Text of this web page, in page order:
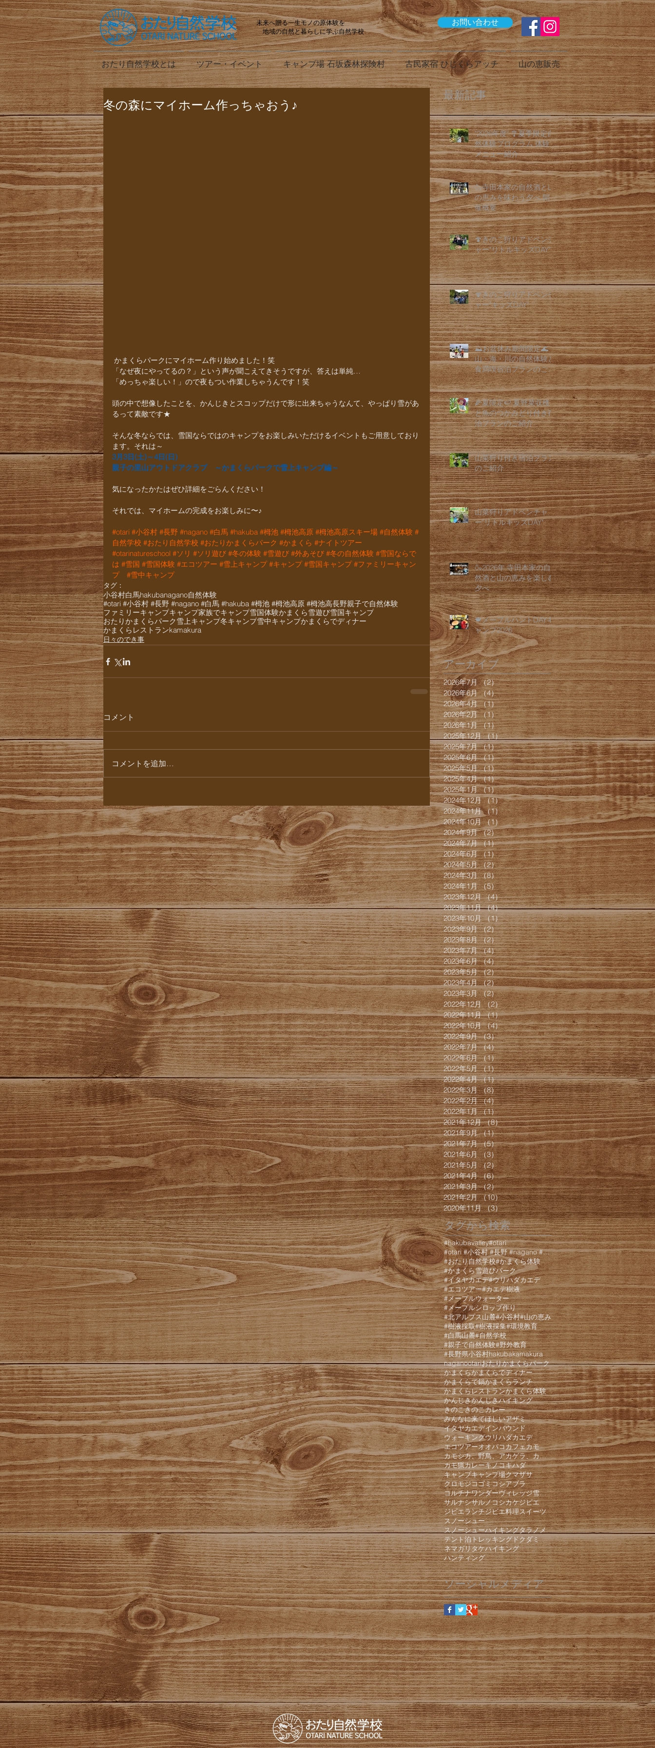
未来へ贈る一生モノの原体験を
地域の自然と暮らしに学ぶ自然学校
お問い合わせ
おたり自然学校とは ツアー・イベント キャンプ場 石坂森林探険村 古民家宿 ひじくらアッチ 山の恵販売
冬の森にマイホーム作っちゃおう♪
かまくらパークにマイホーム作り始めました！笑
「なぜ夜にやってるの？」という声が聞こえてきそうですが、答えは単純…
「めっちゃ楽しい！」ので夜もつい作業しちゃうんです！笑
頭の中で想像したことを、かんじきとスコップだけで形に出来ちゃうなんて、やっぱり雪があ
るって素敵です★
そんな冬ならでは、雪国ならではのキャンプをお楽しみいただけるイベントもご用意しており
ます。それは～
3月3日(土)～4日(日)
親子の里山アウトドアクラブ　～かまくらパークで雪上キャンプ編～
気になったかたはぜひ詳細をごらんください！
それでは、マイホームの完成をお楽しみに〜♪
#otari #小谷村 #長野 #nagano #白馬 #hakuba #栂池 #栂池高原 #栂池高原スキー場 #自然体験 #
自然学校 #おたり自然学校 #おたりかまくらパーク #かまくら #ナイトツアー
#otarinatureschool #ソリ #ソリ遊び #冬の体験 #雪遊び #外あそび #冬の自然体験 #雪国ならで
は #雪国 #雪国体験 #エコツアー #雪上キャンプ #キャンプ #雪国キャンプ #ファミリーキャン
プ
#雪中キャンプ
タグ：
小谷村白馬hakubanagano自然体験
#otari #小谷村 #長野 #nagano #白馬 #hakuba #栂池 #栂池高原 #栂池高長野親子で自然体験
ファミリーキャンプキャンプ家族でキャンプ雪国体験かまくら雪遊び雪国キャンプ
おたりかまくらパーク雪上キャンプ冬キャンプ雪中キャンプかまくらでディナー
かまくらレストランkamakura
日々のでき事
コメント
コメントを追加…
最新記事
"2026年度" 🎐夏季限定自
然体験プログラム 体験
メニュー紹介
🍶寺田本家の自然酒と山
の恵みを味わう夕べ 開
催概要
🍄きのこ狩りアドベンチ
ャー"リトルキッズDAY"
🍄きのこ狩りアドベンチ
ャー"キッズDAY"
⛰️お盆休み期間限定🌊
山・海・川の自然体験と
食満喫宿泊プランのご紹
介
🌽夏限定🍉 夏野菜収穫
と魚のつかみどり付き宿
泊プランのご紹介
山菜狩り付き宿泊プラン
のご紹介
山菜狩りアドベンチャ
ー"リトルキッズDAY"
🍶2026年 寺田本家の自
然酒と山の恵みを楽しむ
夕べ
🍁メープルハントDAYキ
ャンプ2026
アーカイブ
2026年7月 （2）2件の記事
2026年6月 （4）4件の記事
2026年4月 （1）1件の記事
2026年2月 （1）1件の記事
2026年1月 （1）1件の記事
2025年12月 （1）1件の記事
2025年7月 （1）1件の記事
2025年6月 （1）1件の記事
2025年5月 （1）1件の記事
2025年4月 （1）1件の記事
2025年1月 （1）1件の記事
2024年12月 （1）1件の記事
2024年11月 （1）1件の記事
2024年10月 （1）1件の記事
2024年9月 （2）2件の記事
2024年7月 （1）1件の記事
2024年6月 （1）1件の記事
2024年5月 （2）2件の記事
2024年3月 （8）8件の記事
2024年1月 （5）5件の記事
2023年12月 （4）4件の記事
2023年11月 （4）4件の記事
2023年10月 （1）1件の記事
2023年9月 （2）2件の記事
2023年8月 （2）2件の記事
2023年7月 （4）4件の記事
2023年6月 （4）4件の記事
2023年5月 （2）2件の記事
2023年4月 （2）2件の記事
2023年3月 （2）2件の記事
2022年12月 （2）2件の記事
2022年11月 （1）1件の記事
2022年10月 （4）4件の記事
2022年9月 （3）3件の記事
2022年7月 （4）4件の記事
2022年6月 （1）1件の記事
2022年5月 （1）1件の記事
2022年4月 （1）1件の記事
2022年3月 （8）8件の記事
2022年2月 （4）4件の記事
2022年1月 （1）1件の記事
2021年12月 （8）8件の記事
2021年9月 （1）1件の記事
2021年7月 （5）5件の記事
2021年6月 （3）3件の記事
2021年5月 （2）2件の記事
2021年4月 （6）6件の記事
2021年3月 （2）2件の記事
2021年2月 （10）10件の記事
2020年11月 （3）3件の記事
タグから検索
#hakubavalley#otari
#otari #小谷村 #長野 #nagano #白馬 #hakuba #栂池 #栂池高原 #栂池高
#おたり自然学校#かまくら体験
#かまくら雪遊びパーク
#イタヤカエデ#ウリハダカエデ
#エコツアー#カエデ樹液
#メープルウォーター
#メープルシロップ作り
#北アルプス山麓#小谷村#山の恵み
#樹液採取#樹液採集#環境教育
#白馬山麓#自然学校
#親子で自然体験#野外教育
#長野県小谷村hakubakamakura
naganootariおたりかまくらパーク
かまくらかまくらでディナー
かまくらで鍋かまくらランチ
かまくらレストランかまくら体験
かんじきかんじきハイキング
きのこきのこカレー
みんなに来てほしいアザミ
イタヤカエデインバウンド
ウォーキングウリハダカエデ
エコツアーオオバコカフェカモ
カモシカ、野鳥、アカゲラ、カケス、クモロジ、野生動物、かんじき、
カモ猟カレーキノコキハダ
キャンプキャンプ場クマザサ
クロモジコゴミコシアブラ
コルチナワンダーヴィレッジ雪遊びパーク
サルナシサルノコシカケジビエ
ジビエランチジビエ料理スイーツ
スノーシュー
スノーシューハイキングタラノメ
テント泊トレッキングドクダミ
ネマガリタケハイキング
ハンティング
ソーシャルメディア